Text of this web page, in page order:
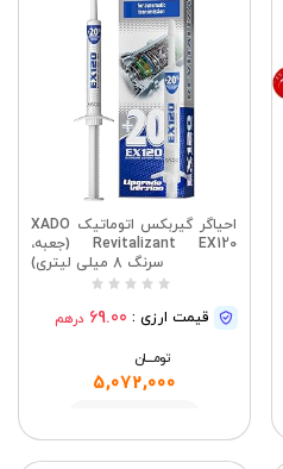
احیاگر گیربکس اتوماتیک XADO
Revitalizant EX120 (جعبه،
سرنگ 8 میلی لیتری)
قیمت ارزی : 69.00 درهم
تومــــــان
5,072,000